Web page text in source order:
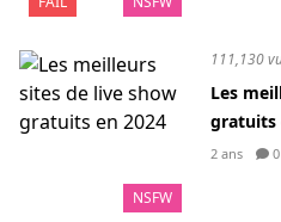
NSFW
111,130
Les
gratuits
2 ans